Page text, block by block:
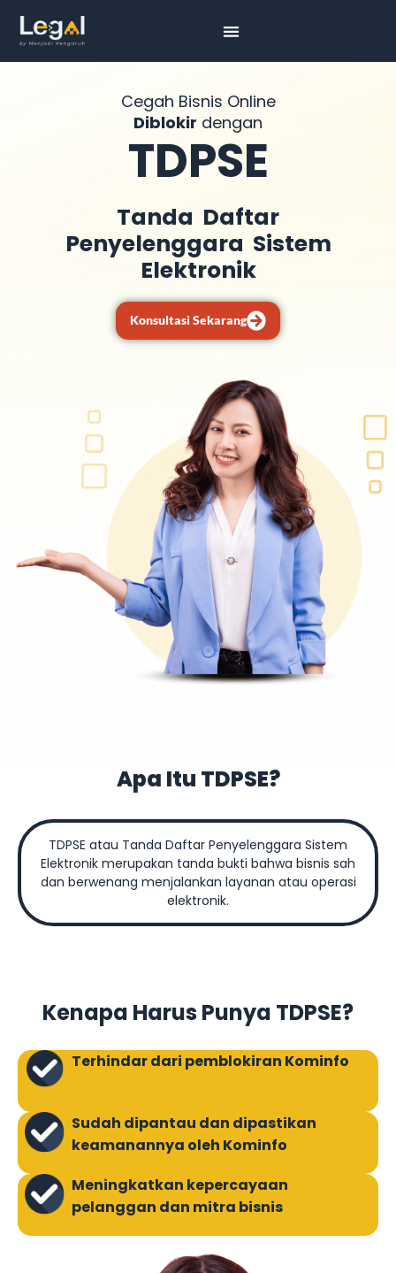
Cegah Bisnis Online
Diblokir dengan
TDPSE
Tanda Daftar
Penyelenggara Sistem
Elektronik
Konsultasi Sekarang
Apa Itu TDPSE?
TDPSE atau Tanda Daftar Penyelenggara Sistem
Elektronik merupakan tanda bukti bahwa bisnis sah
dan berwenang menjalankan layanan atau operasi
elektronik.
Kenapa Harus Punya TDPSE?
Terhindar dari pemblokiran Kominfo
Sudah dipantau dan dipastikan
keamanannya oleh Kominfo
Meningkatkan kepercayaan
pelanggan dan mitra bisnis